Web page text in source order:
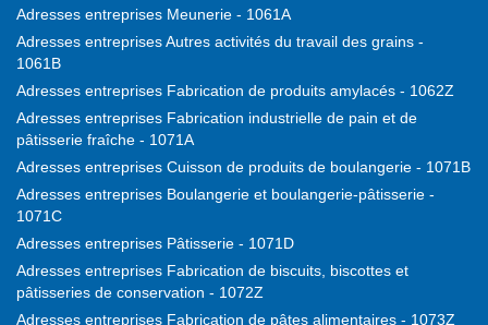
Adresses entreprises Meunerie - 1061A
Adresses entreprises Autres activités du travail des grains -
1061B
Adresses entreprises Fabrication de produits amylacés - 1062Z
Adresses entreprises Fabrication industrielle de pain et de
pâtisserie fraîche - 1071A
Adresses entreprises Cuisson de produits de boulangerie - 1071B
Adresses entreprises Boulangerie et boulangerie-pâtisserie -
1071C
Adresses entreprises Pâtisserie - 1071D
Adresses entreprises Fabrication de biscuits, biscottes et
pâtisseries de conservation - 1072Z
Adresses entreprises Fabrication de pâtes alimentaires - 1073Z